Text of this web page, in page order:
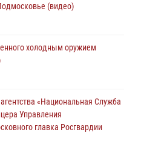
(видео)
холодным оружием
«Национальная Служба
Управления
главка Росгвардии